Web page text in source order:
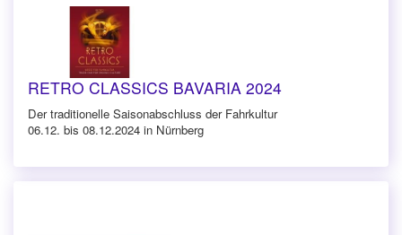
RETRO CLASSICS BAVARIA 2024
Der traditionelle Saisonabschluss der Fahrkultur
06.12. bis 08.12.2024 in Nürnberg